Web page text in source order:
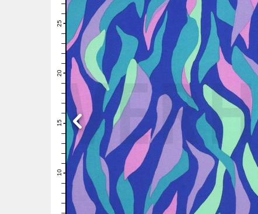
10
11
12
13
14
15
16
17
18
19
20
21
22
23
24
25
26
27